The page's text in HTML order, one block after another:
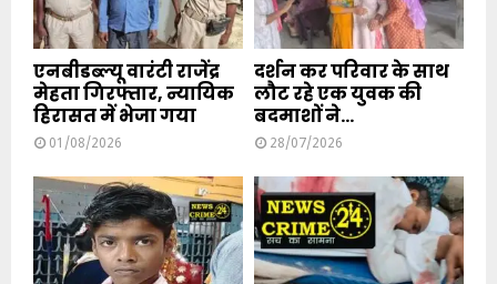
एनबीडब्ल्यू वारंटी राजेंद्र
मेहता गिरफ्तार, न्यायिक
हिरासत में भेजा गया
01/08/2026
दर्शन कर परिवार के साथ
लौट रहे एक युवक की
बदमाशों ने...
28/07/2026